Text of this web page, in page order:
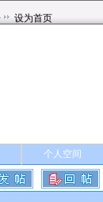
个人空间